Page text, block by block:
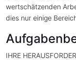
wertschätzenden
dies nur einige
IHRE